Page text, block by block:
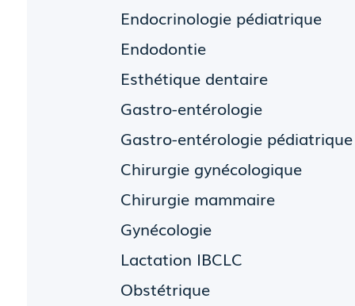
Endocrinologie pédiatrique
Endodontie
Esthétique dentaire
Gastro-entérologie
Gastro-entérologie pédiatrique
Chirurgie gynécologique
Chirurgie mammaire
Gynécologie
Lactation IBCLC
Obstétrique